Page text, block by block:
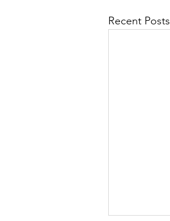
Recent Posts